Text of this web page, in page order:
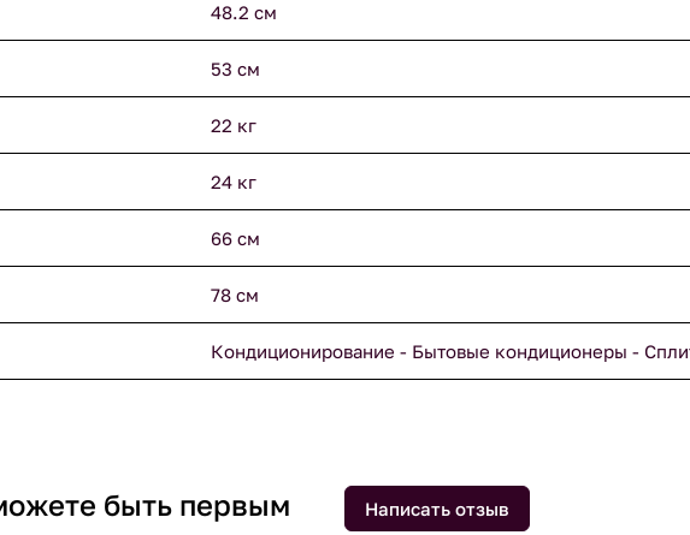
48.2 см
53 см
22 кг
24 кг
66 см
78 см
Кондиционирование - Бытовые кондиционеры -
быть первым Написать отзыв